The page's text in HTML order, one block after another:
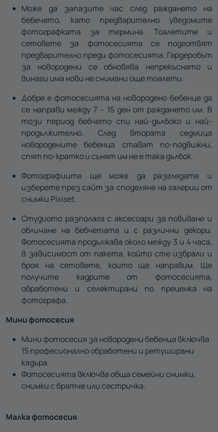
Може да запазите час след раждането на
бебечето, като предварително уведомите
фотографката за термина. Тоалетите и
сетовете за фотосесията се подготвят
предварително преди фотосесията. Гардеробът
за новородени се обновява непрекъснато и
винаги има нови не снимани още тоалети.
Добре е фотосесията на новородено бебенце да
се направи между 7 – 15 ден от раждането им. В
този период бебчето спи най-дълбоко и най-
продължително. След втората седмица
новородените бебенца стават по-подвижни,
спят по-кратко и сънят им не е така дълбок.
Фотографиите ще може да разгледате и
изберете през сайт за споделяне на галерии от
снимки Pixiset.
Студиото разполага с аксесоари за повиване и
обличане на бебчетата и с различни декори.
Фотосесията продължава около между 3 и 4 часа,
в зависимост от пакета, който сте избрали и
броя на сетовете, които ще направим. Ще
получите кадрите от фотосесията,
обработени и селектирани по преценка на
фотографа.
Мини фотосесия
Мини фотосесия за новородени бебенца включва
15 професионално обработени и ретуширани
кадъра.
Фотосесията включва обща семейни снимки,
снимки с братче или сестричка.
Малка фотосесия